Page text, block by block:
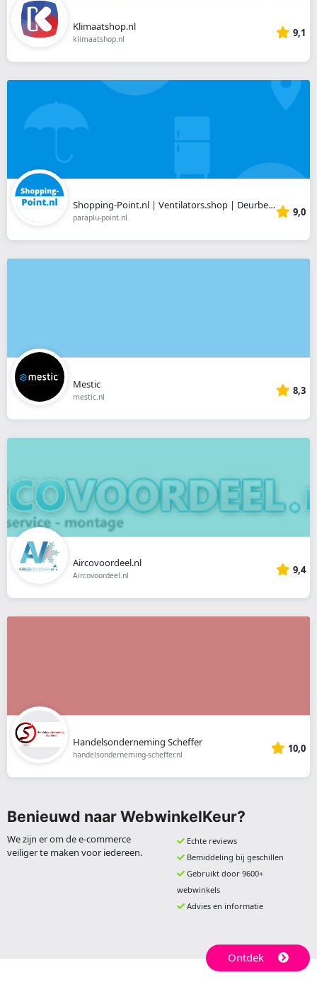
Klimaatshop.nl
klimaatshop.nl 9,1
Shopping-Point.nl | Ventilators.shop | Deurbellen.shop
paraplu-point.nl 9,0
Mestic
mestic.nl 8,3
Aircovoordeel.nl
Aircovoordeel.nl 9,4
Handelsonderneming Scheffer
handelsonderneming-scheffer.nl 10,0
Benieuwd naar WebwinkelKeur?
We zijn er om de e-commerce
veiliger te maken voor iedereen.
Echte reviews
Bemiddeling bij geschillen
Gebruikt door 9600+
webwinkels
Advies en informatie
Ontdek